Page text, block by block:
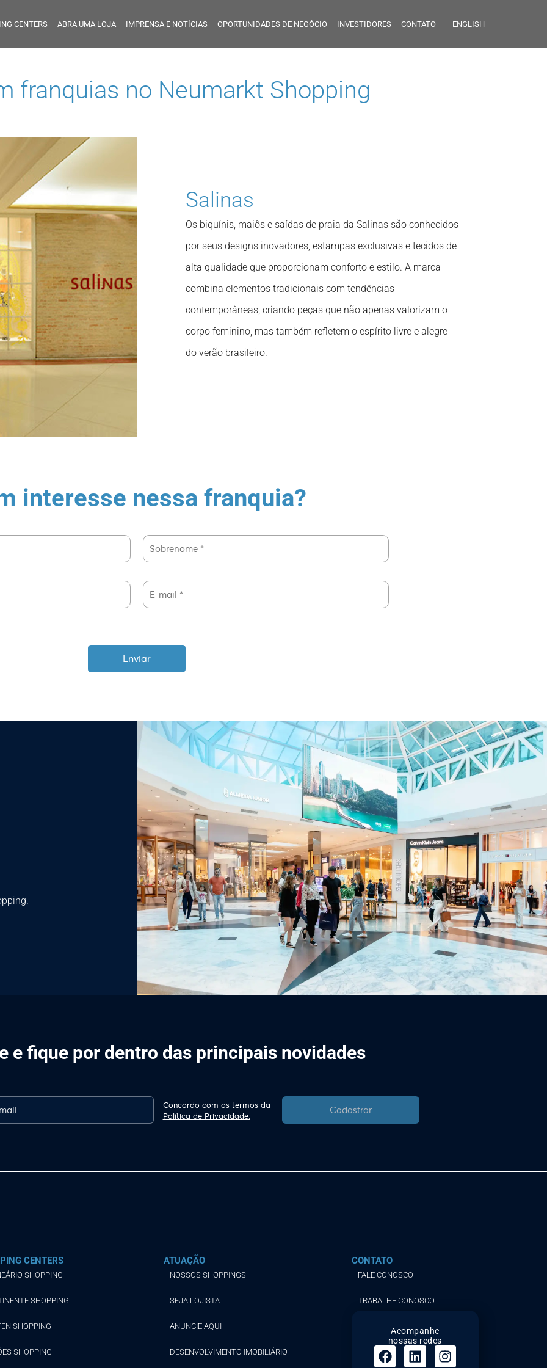
CENTERS ABRA UMA LOJA IMPRENSA E NOTÍCIAS OPORTUNIDADES DE NEGÓCIO INVESTIDORES CONTATO ENGLISH
franquias no Neumarkt Shopping
Salinas
Os biquínis, maiôs e saídas de praia da Salinas são conhecidos
por seus designs inovadores, estampas exclusivas e tecidos de
alta qualidade que proporcionam conforto e estilo. A marca
combina elementos tradicionais com tendências
contemporâneas, criando peças que não apenas valorizam o
corpo feminino, mas também refletem o espírito livre e alegre
do verão brasileiro.
interesse nessa franquia?
e fique por dentro das principais novidades
Concordo com os termos da
Política de Privacidade.
Cadastrar
CENTERS
SHOPPING
SHOPPING
SHOPPING
SHOPPING
ATUAÇÃO
NOSSOS SHOPPINGS
SEJA LOJISTA
ANUNCIE AQUI
DESENVOLVIMENTO IMOBILIÁRIO
CONTATO
FALE CONOSCO
TRABALHE CONOSCO
Acompanhe
nossas redes